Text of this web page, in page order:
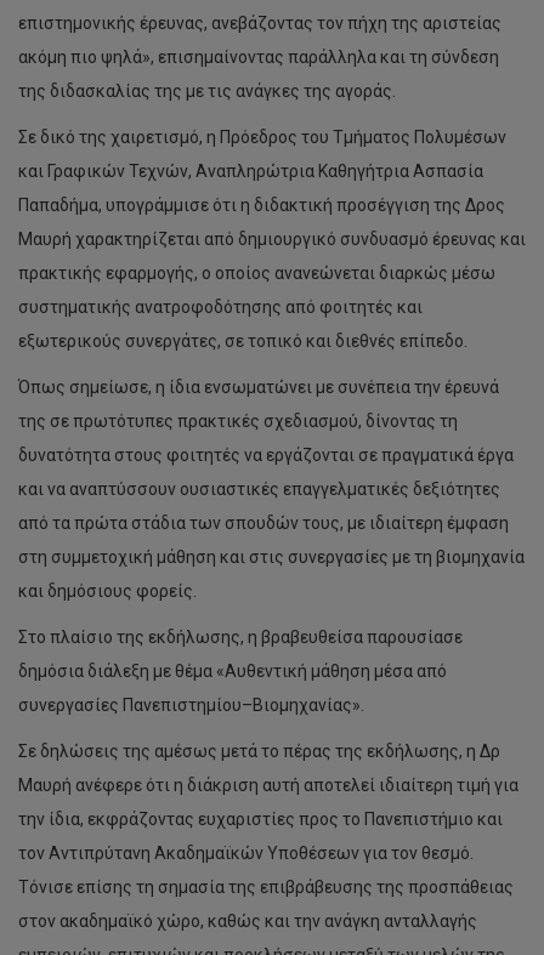
επιστημονικής έρευνας, ανεβάζοντας τον πήχη της αριστείας
ακόμη πιο ψηλά», επισημαίνοντας παράλληλα και τη σύνδεση
της διδασκαλίας της με τις ανάγκες της αγοράς.
Σε δικό της χαιρετισμό, η Πρόεδρος του Τμήματος Πολυμέσων
και Γραφικών Τεχνών, Αναπληρώτρια Καθηγήτρια Ασπασία
Παπαδήμα, υπογράμμισε ότι η διδακτική προσέγγιση της Δρος
Μαυρή χαρακτηρίζεται από δημιουργικό συνδυασμό έρευνας και
πρακτικής εφαρμογής, ο οποίος ανανεώνεται διαρκώς μέσω
συστηματικής ανατροφοδότησης από φοιτητές και
εξωτερικούς συνεργάτες, σε τοπικό και διεθνές επίπεδο.
Όπως σημείωσε, η ίδια ενσωματώνει με συνέπεια την έρευνά
της σε πρωτότυπες πρακτικές σχεδιασμού, δίνοντας τη
δυνατότητα στους φοιτητές να εργάζονται σε πραγματικά έργα
και να αναπτύσσουν ουσιαστικές επαγγελματικές δεξιότητες
από τα πρώτα στάδια των σπουδών τους, με ιδιαίτερη έμφαση
στη συμμετοχική μάθηση και στις συνεργασίες με τη βιομηχανία
και δημόσιους φορείς.
Στο πλαίσιο της εκδήλωσης, η βραβευθείσα παρουσίασε
δημόσια διάλεξη με θέμα «Αυθεντική μάθηση μέσα από
συνεργασίες Πανεπιστημίου–Βιομηχανίας».
Σε δηλώσεις της αμέσως μετά το πέρας της εκδήλωσης, η Δρ
Μαυρή ανέφερε ότι η διάκριση αυτή αποτελεί ιδιαίτερη τιμή για
την ίδια, εκφράζοντας ευχαριστίες προς το Πανεπιστήμιο και
τον Αντιπρύτανη Ακαδημαϊκών Υποθέσεων για τον θεσμό.
Τόνισε επίσης τη σημασία της επιβράβευσης της προσπάθειας
στον ακαδημαϊκό χώρο, καθώς και την ανάγκη ανταλλαγής